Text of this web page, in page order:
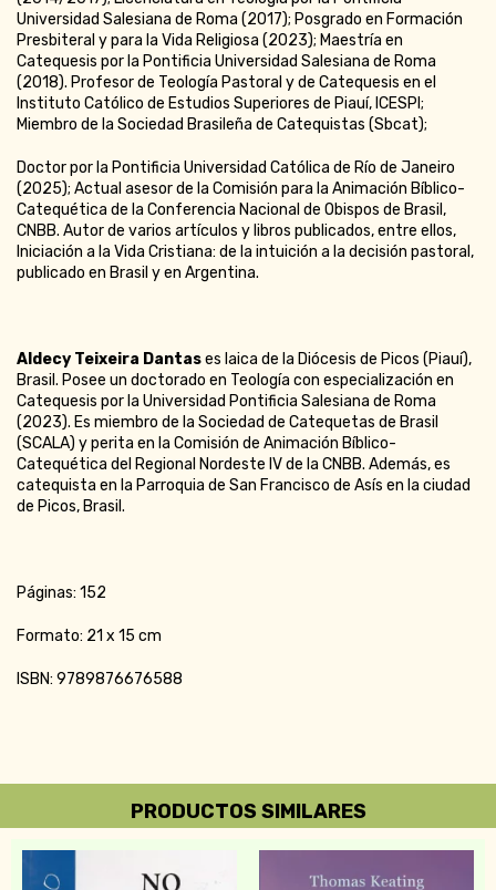
Universidad Salesiana de Roma (2017); Posgrado en Formación
Presbiteral y para la Vida Religiosa (2023); Maestría en
Catequesis por la Pontificia Universidad Salesiana de Roma
(2018). Profesor de Teología Pastoral y de Catequesis en el
Instituto Católico de Estudios Superiores de Piauí, ICESPI;
Miembro de la Sociedad Brasileña de Catequistas (Sbcat);
Doctor por la Pontificia Universidad Católica de Río de Janeiro
(2025); Actual asesor de la Comisión para la Animación Bíblico-
Catequética de la Conferencia Nacional de Obispos de Brasil,
CNBB. Autor de varios artículos y libros publicados, entre ellos,
Iniciación a la Vida Cristiana: de la intuición a la decisión pastoral,
publicado en Brasil y en Argentina.
Aldecy Teixeira Dantases laica de la Diócesis de Picos (Piauí),
Brasil. Posee un doctorado en Teología con especialización en
Catequesis por la Universidad Pontificia Salesiana de Roma
(2023). Es miembro de la Sociedad de Catequetas de Brasil
(SCALA) y perita en la Comisión de Animación Bíblico-
Catequética del Regional Nordeste IV de la CNBB. Además, es
catequista en la Parroquia de San Francisco de Asís en la ciudad
de Picos, Brasil.
Páginas: 152
Formato: 21 x 15 cm
ISBN: 9789876676588
PRODUCTOS SIMILARES